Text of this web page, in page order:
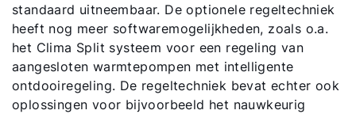
standaard uitneembaar. De optionele regeltechniek
heeft nog meer softwaremogelijkheden, zoals o.a.
het Clima Split systeem voor een regeling van
aangesloten warmtepompen met intelligente
ontdooiregeling. De regeltechniek bevat echter ook
oplossingen voor bijvoorbeeld het nauwkeurig